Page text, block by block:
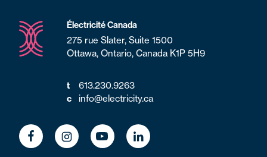
Électricité Canada
275 rue Slater, Suite 1500
Ottawa, Ontario, Canada K1P 5H9
t 613.230.9263
c info@electricity.ca